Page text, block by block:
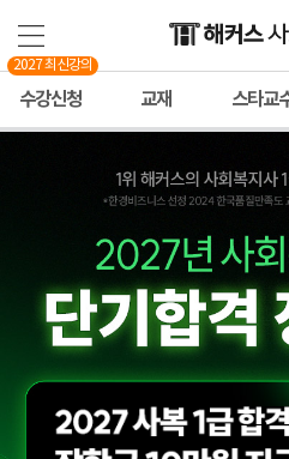
수강신청
2027 최신강의
교재 스타교